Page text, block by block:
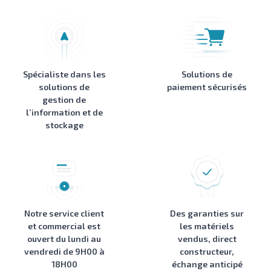
Spécialiste dans les
solutions de
gestion de
l’information et de
stockage
Solutions de
paiement sécurisés
Notre service client
et commercial est
ouvert du lundi au
vendredi de 9H00 à
18H00
Des garanties sur
les matériels
vendus, direct
constructeur,
échange anticipé